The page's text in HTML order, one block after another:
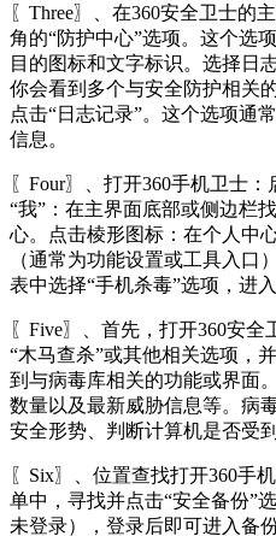
〖Three〗、在360安全卫士的
角的“防护中心”选项。这个选
目的图标和文字标识。选择日
你会看到多个与安全防护相关
点击“日志记录”。这个选项通
信息。
〖Four〗、打开360手机卫士
“我”：在主界面底部或侧边栏
心。点击棱形图标：在个人中
（通常为功能设置或工具入口
表中选择“手机杀毒”选项，进
〖Five〗、首先，打开360安
“木马查杀”或其他相关选项，
到与病毒库相关的功能或界面
数量以及最新威胁信息等。病
安全形势、判断计算机是否受
〖Six〗、位置查找打开360手
单中，寻找并点击“安全备份”
未登录），登录后即可进入备